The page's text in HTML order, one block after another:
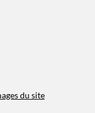
du site